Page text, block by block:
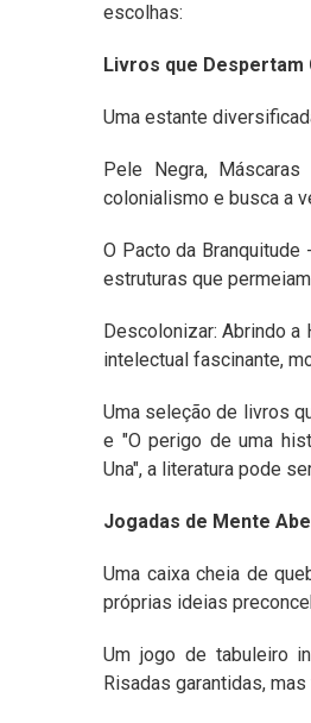
escolhas:
Livros que Despertam
Uma estante
Pele Negra,
colonialismo e busca a
O Pacto da Branquitude
estruturas que
Descolonizar: Abrindo
intelectual fascinante,
Uma seleção de livros
e "O perigo de uma
Una", a literatura pode
Jogadas de Mente
Uma caixa cheia de
próprias ideias
Um jogo de tabuleiro
Risadas garantidas,